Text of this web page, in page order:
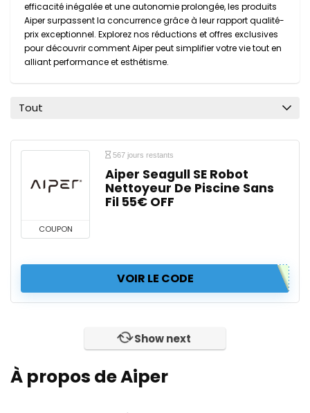
efficacité inégalée et une autonomie prolongée, les produits
Aiper surpassent la concurrence grâce à leur rapport qualité-
prix exceptionnel. Explorez nos réductions et offres exclusives
pour découvrir comment Aiper peut simplifier votre vie tout en
alliant performance et esthétisme.
Tout
COUPON
567 jours restants
Aiper Seagull SE Robot
Nettoyeur De Piscine Sans
Fil 55€ OFF
VOIR LE CODE
Show next
À propos de Aiper